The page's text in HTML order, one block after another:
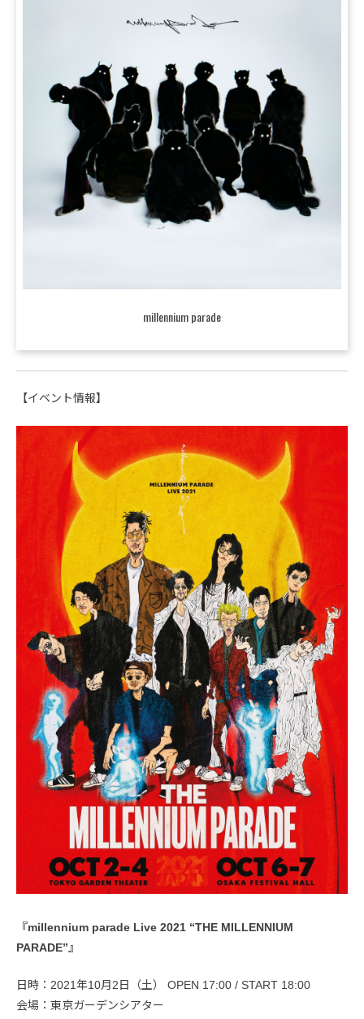
millennium parade
【イベント情報】
『millennium parade Live 2021 “THE MILLENNIUM
PARADE”』
日時：2021年10月2日（土） OPEN 17:00 / START 18:00
会場：東京ガーデンシアター